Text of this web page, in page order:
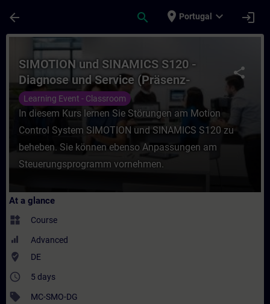
arrow_back search place Portugal expand_more login
Course - SIMOTION und SINAMICS
share
SIMOTION und SINAMICS S120 -
Diagnose und Service (Präsenz-
Training)
Learning Event - Classroom
In diesem Kurs lernen Sie Störungen am Motion
Control System SIMOTION und SINAMICS S120 zu
beheben. Sie können ebenso Anpassungen am
Steuerungsprogramm vornehmen.
At a glance
widgets Course
Advanced
where_to_vote DE
access_time 5 days
sell MC-SMO-DG